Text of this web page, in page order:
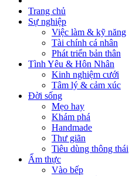
Trang chủ
Sự nghiệp
Việc làm & kỹ năng
Tài chính cá nhân
Phát triển bản thân
Tình Yêu & Hôn Nhân
Kinh nghiệm cưới
Tâm lý & cảm xúc
Đời sống
Mẹo hay
Khám phá
Handmade
Thư giãn
Tiêu dùng thông thái
Ẩm thực
Vào bếp